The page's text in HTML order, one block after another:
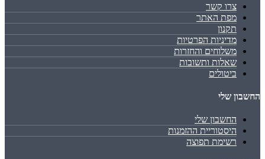
צרו קשר
מפת האתר
תקנון
מדיניות הפרטיות
משלוחים והחזרות
שאלות ותשובות
ביטולים
החשבון שלי
החשבון שלי
היסטוריית ההזמנות
רשימת תפוצה